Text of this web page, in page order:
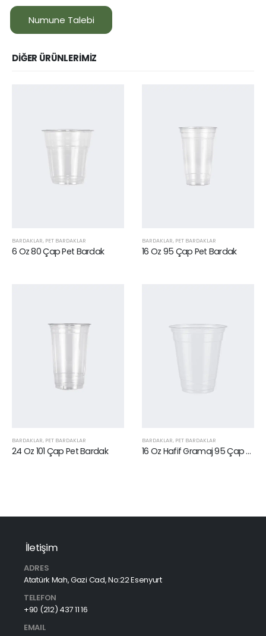
Numune Talebi
DIĞER ÜRÜNLERIMIZ
BARDAKLAR, PET BARDAKLAR
6 Oz 80 Çap Pet Bardak
BARDAKLAR, PET BARDAKLAR
16 Oz 95 Çap Pet Bardak
BARDAKLAR, PET BARDAKLAR
24 Oz 101 Çap Pet Bardak
BARDAKLAR, PET BARDAKLAR
16 Oz Hafif Gramaj 95 Çap PP Bardak
İletişim
ADRES
Atatürk Mah, Gazi Cad, No:22 Esenyurt
TELEFON
+90 (212) 437 11 16
EMAIL